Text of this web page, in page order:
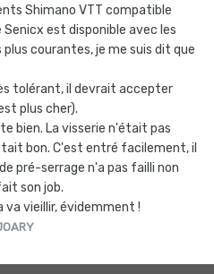
j'ai juste dû enlever
extérieures et le boîtier
68 et 73mm), pour
route. Bien positionné
a accepté de faire son
chaîne à 115 maillons, tout
mais qu'on
Shimano VTT compatible
est disponible avec les
courantes, je me suis dit que
tolérant, il devrait accepter
plus cher).
bien. La visserie n'était pas
bon. C'est entré facilement, il
pré-serrage n'a pas failli non
son job.
vieillir, évidemment !